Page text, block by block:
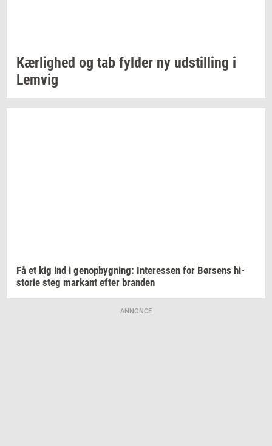
Kær­lig­hed og tab fyl­der ny ud­stil­ling i
Lemvig
Få et kig ind i genop­byg­ning: In­ter­es­sen for Bør­sens hi­
sto­rie steg mar­kant efter bran­den
ANNONCE